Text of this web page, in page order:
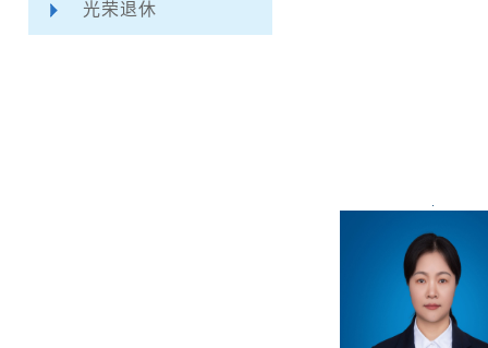
光荣退休